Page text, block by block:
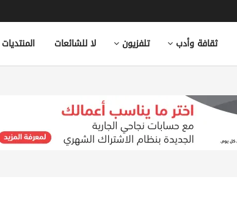
ثقافة وأدب تلفزيون لا للشائعات المنتديات